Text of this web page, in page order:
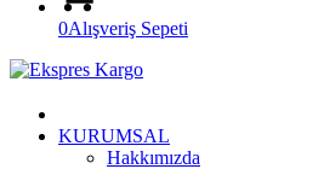
0Alışveriş Sepeti
KURUMSAL
Hakkımızda